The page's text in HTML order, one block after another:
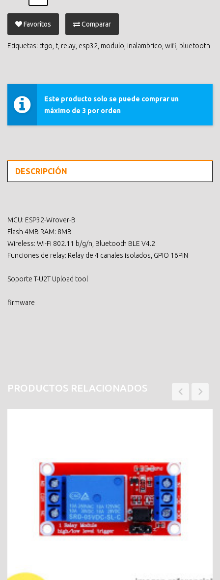
Favoritos Comparar
Etiquetas: ttgo t relay esp32 modulo inalambrico wifi bluetooth
Este producto solo se puede comprar un
máximo de 3 por orden
DESCRIPCIÓN
MCU: ESP32-Wrover-B
Flash 4MB RAM: 8MB
Wireless: Wi-Fi 802.11 b/g/n, Bluetooth BLE V4.2
Funciones de relay: Relay de 4 canales isolados, GPIO 16PIN
Soporte T-U2T Upload tool
firmware
PRODUCTOS RELACIONADOS